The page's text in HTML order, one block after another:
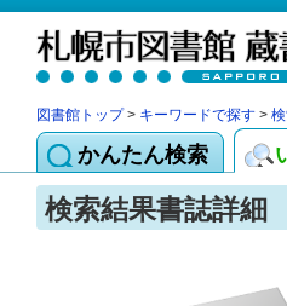
図書館トップ> キーワードで探す >
かんたん検索
検索結果書誌詳細